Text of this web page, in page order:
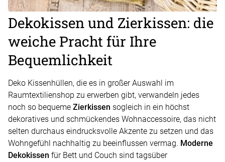
Dekokissen und Zierkissen: die
weiche Pracht für Ihre
Bequemlichkeit
Deko Kissenhüllen, die es in großer Auswahl im
Raumtextilienshop zu erwerben gibt, verwandeln jedes
noch so bequeme Zierkissen sogleich in ein höchst
dekoratives und schmückendes Wohnaccessoire, das nicht
selten durchaus eindrucksvolle Akzente zu setzen und das
Wohngefühl nachhaltig zu beeinflussen vermag. Moderne
Dekokissen für Bett und Couch sind tagsüber